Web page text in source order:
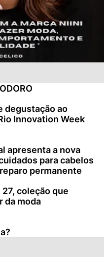
degustação ao
Innovation Week
apresenta a nova
para cabelos
permanente
coleção que
da moda